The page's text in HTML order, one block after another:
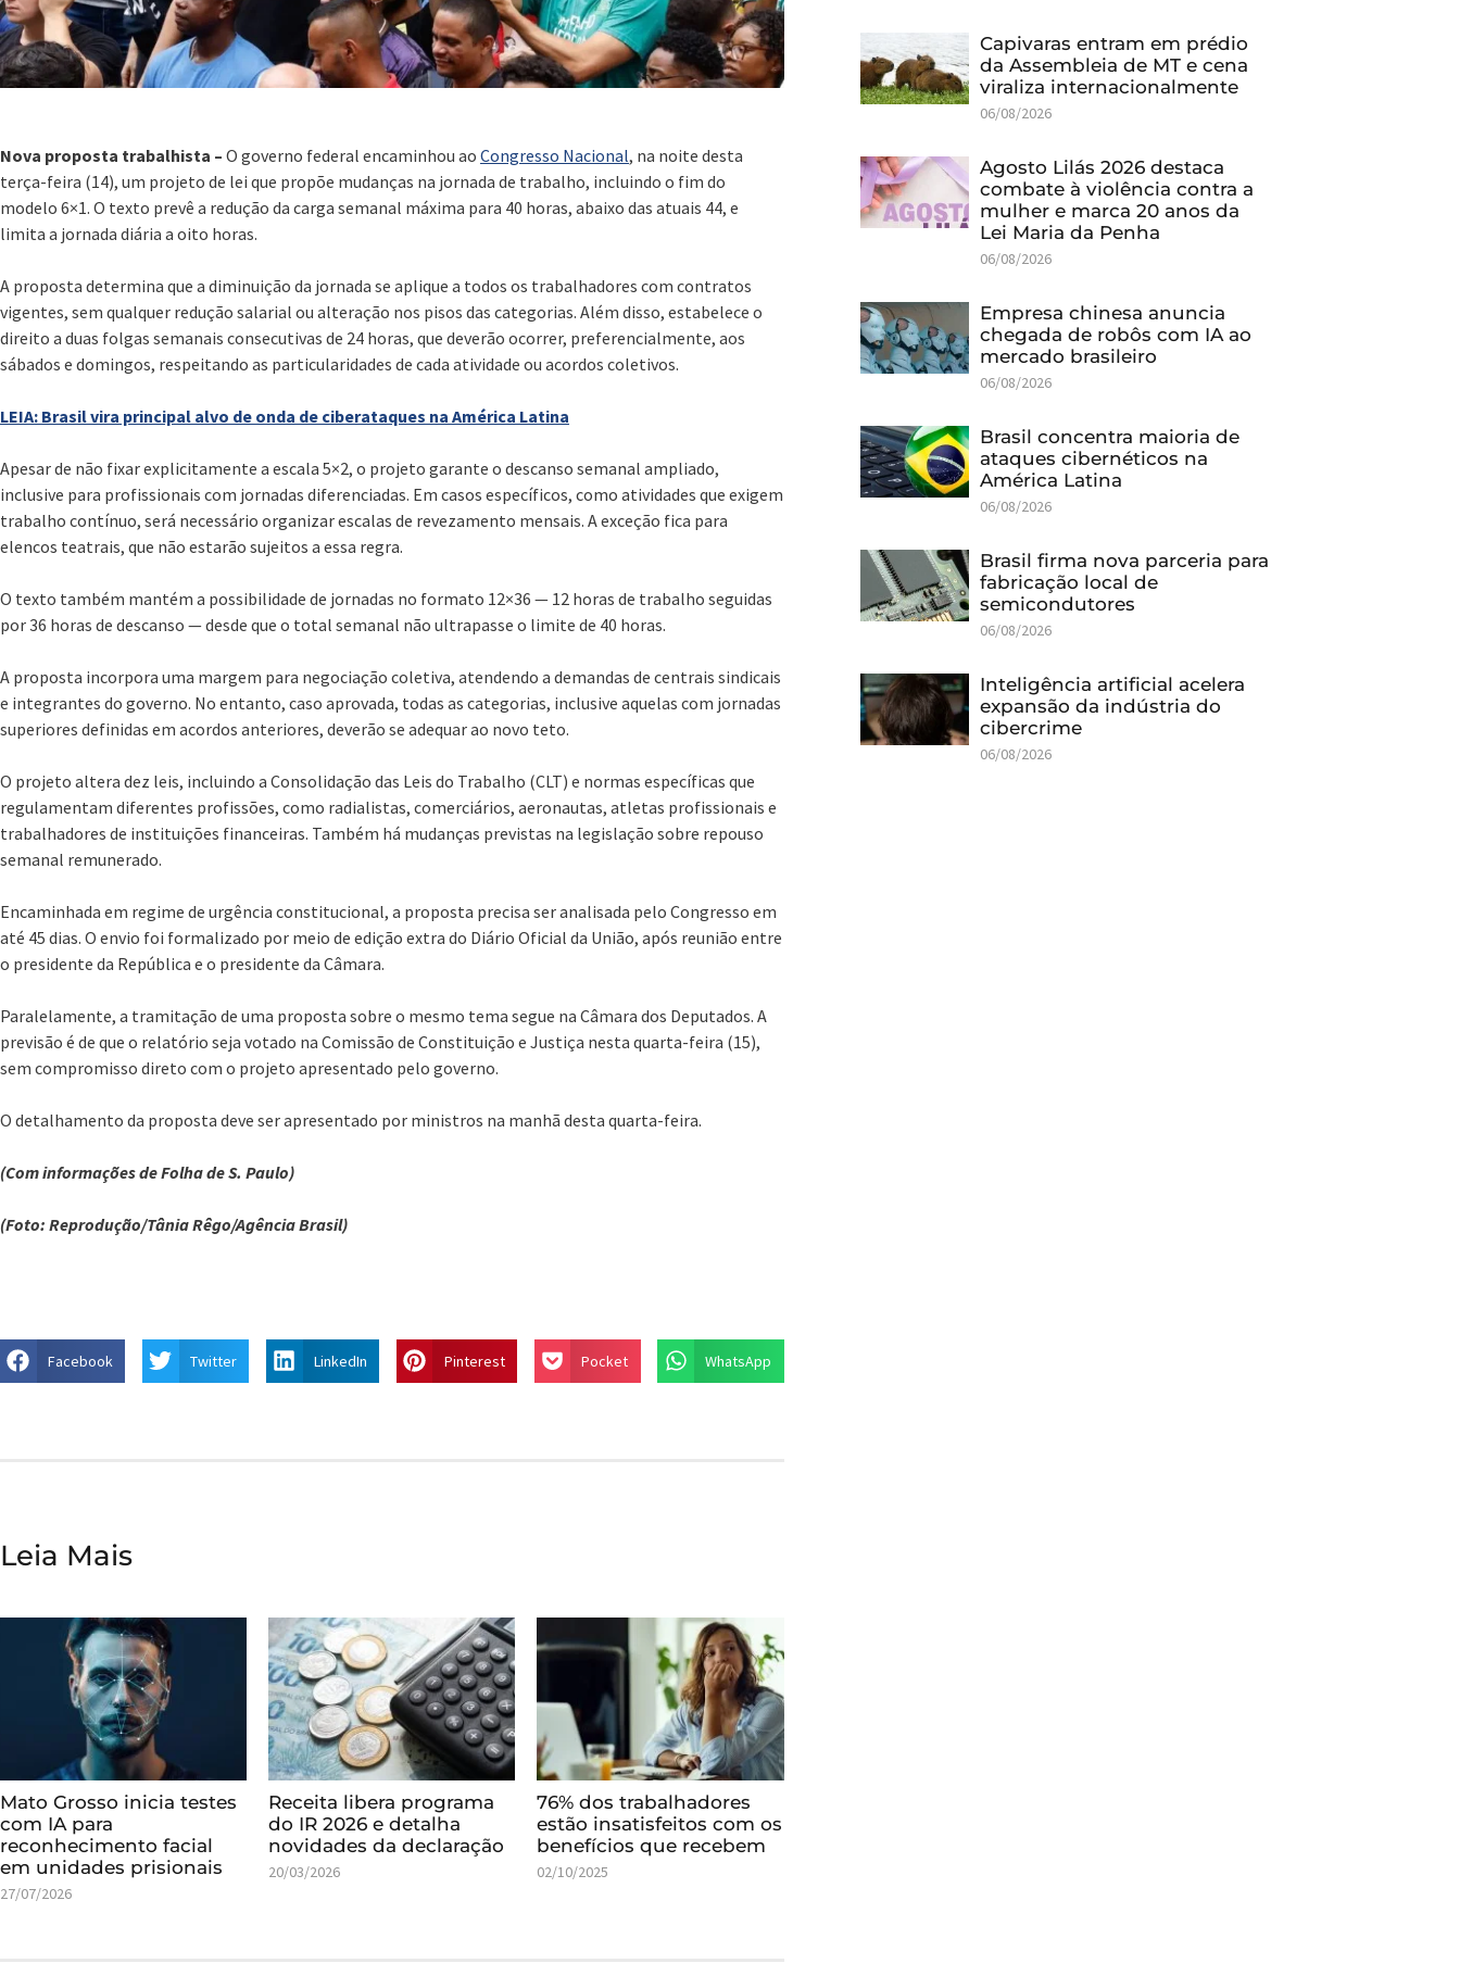
Nova proposta trabalhista – O governo federal encaminhou ao Congresso Nacional, na noite desta
terça-feira (14), um projeto de lei que propõe mudanças na jornada de trabalho, incluindo o fim do
modelo 6×1. O texto prevê a redução da carga semanal máxima para 40 horas, abaixo das atuais 44, e
limita a jornada diária a oito horas.
A proposta determina que a diminuição da jornada se aplique a todos os trabalhadores com contratos
vigentes, sem qualquer redução salarial ou alteração nos pisos das categorias. Além disso, estabelece o
direito a duas folgas semanais consecutivas de 24 horas, que deverão ocorrer, preferencialmente, aos
sábados e domingos, respeitando as particularidades de cada atividade ou acordos coletivos.
LEIA: Brasil vira principal alvo de onda de ciberataques na América Latina
Apesar de não fixar explicitamente a escala 5×2, o projeto garante o descanso semanal ampliado,
inclusive para profissionais com jornadas diferenciadas. Em casos específicos, como atividades que exigem
trabalho contínuo, será necessário organizar escalas de revezamento mensais. A exceção fica para
elencos teatrais, que não estarão sujeitos a essa regra.
O texto também mantém a possibilidade de jornadas no formato 12×36 — 12 horas de trabalho seguidas
por 36 horas de descanso — desde que o total semanal não ultrapasse o limite de 40 horas.
A proposta incorpora uma margem para negociação coletiva, atendendo a demandas de centrais sindicais
e integrantes do governo. No entanto, caso aprovada, todas as categorias, inclusive aquelas com jornadas
superiores definidas em acordos anteriores, deverão se adequar ao novo teto.
O projeto altera dez leis, incluindo a Consolidação das Leis do Trabalho (CLT) e normas específicas que
regulamentam diferentes profissões, como radialistas, comerciários, aeronautas, atletas profissionais e
trabalhadores de instituições financeiras. Também há mudanças previstas na legislação sobre repouso
semanal remunerado.
Encaminhada em regime de urgência constitucional, a proposta precisa ser analisada pelo Congresso em
até 45 dias. O envio foi formalizado por meio de edição extra do Diário Oficial da União, após reunião entre
o presidente da República e o presidente da Câmara.
Paralelamente, a tramitação de uma proposta sobre o mesmo tema segue na Câmara dos Deputados. A
previsão é de que o relatório seja votado na Comissão de Constituição e Justiça nesta quarta-feira (15),
sem compromisso direto com o projeto apresentado pelo governo.
O detalhamento da proposta deve ser apresentado por ministros na manhã desta quarta-feira.
(Com informações de Folha de S. Paulo)
(Foto: Reprodução/Tânia Rêgo/Agência Brasil)
Facebook Twitter LinkedIn Pinterest Pocket WhatsApp
Leia Mais
Mato Grosso inicia testes
com IA para
reconhecimento facial
em unidades prisionais
27/07/2026
Receita libera programa
do IR 2026 e detalha
novidades da declaração
20/03/2026
76% dos trabalhadores
estão insatisfeitos com os
benefícios que recebem
02/10/2025
Capivaras entram em prédio
da Assembleia de MT e cena
viraliza internacionalmente
06/08/2026
Agosto Lilás 2026 destaca
combate à violência contra a
mulher e marca 20 anos da
Lei Maria da Penha
06/08/2026
Empresa chinesa anuncia
chegada de robôs com IA ao
mercado brasileiro
06/08/2026
Brasil concentra maioria de
ataques cibernéticos na
América Latina
06/08/2026
Brasil firma nova parceria para
fabricação local de
semicondutores
06/08/2026
Inteligência artificial acelera
expansão da indústria do
cibercrime
06/08/2026